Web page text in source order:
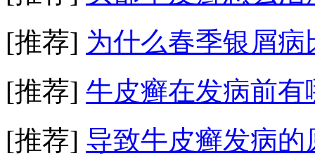
[推荐] 为什么春季银屑病
[推荐] 牛皮癣在发病前有
[推荐] 导致牛皮癣发病的